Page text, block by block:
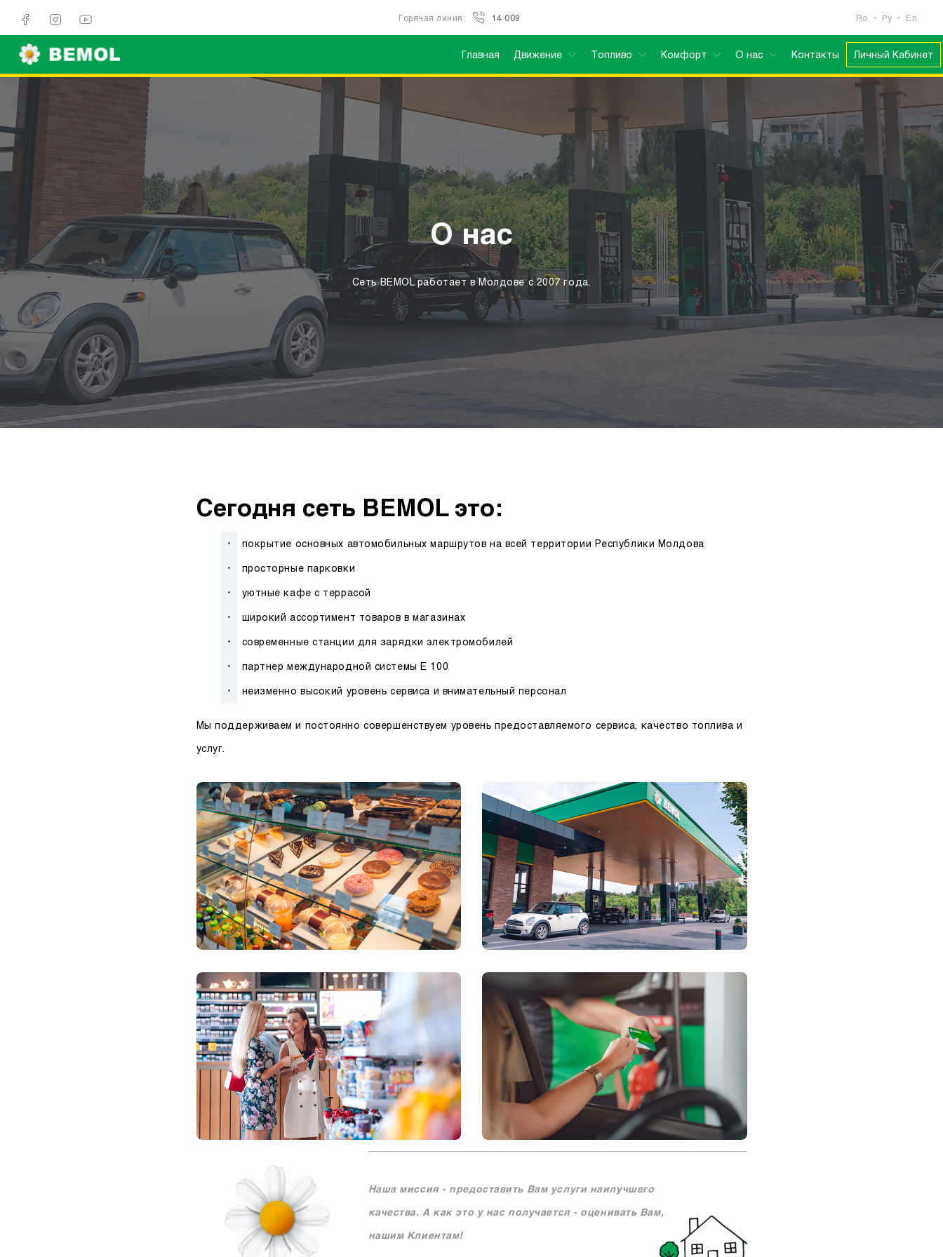
Горячая линия: 14 009 Ro Ру En
Главная Движение Топливо Комфорт О нас Контакты Личный Кабинет
О нас
Сеть BEMOL работает в Молдове с 2007 года.
Сегодня сеть BEMOL это:
покрытие основных автомобильных маршрутов на всей территории Республики Молдова
просторные парковки
уютные кафе с террасой
широкий ассортимент товаров в магазинах
современные станции для зарядки электромобилей
партнер международной системы E 100
неизменно высокий уровень сервиса и внимательный персонал
Мы поддерживаем и постоянно совершенствуем уровень предоставляемого сервиса, качество топлива и
услуг.
Наша миссия - предоставить Вам услуги наилучшего
качества. А как это у нас получается - оценивать Вам,
нашим Клиентам!